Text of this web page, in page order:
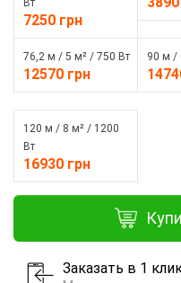
7250 грн
76,2 м / 5 м² / 750 Вт
12570 грн
90 м /
120 м / 8 м² / 1200
Вт
16930 грн
Заказать в 1